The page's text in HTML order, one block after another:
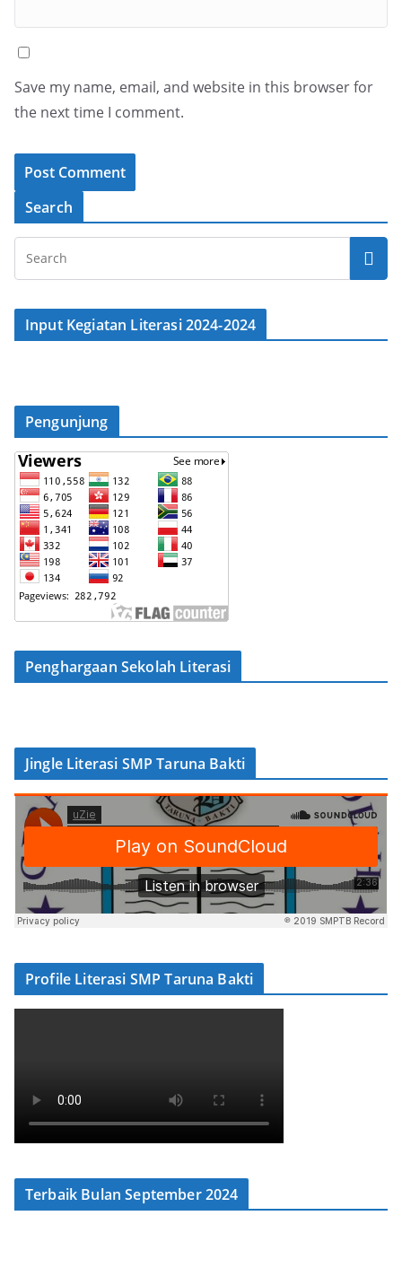
Save my name, email, and website in this browser for
the next time I comment.
Search
Input Kegiatan Literasi 2024-2024
Pengunjung
Penghargaan Sekolah Literasi
Jingle Literasi SMP Taruna Bakti
Profile Literasi SMP Taruna Bakti
Terbaik Bulan September 2024